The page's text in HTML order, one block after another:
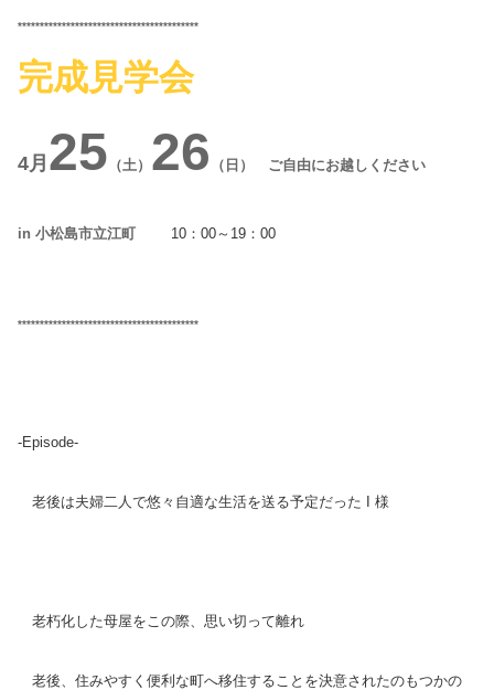
*****************************************
完成見学会
4月 25 （土） 26 （日） ご自由にお越しください
in 小松島市立江町 10：00～19：00
*****************************************
-Episode-
老後は夫婦二人で悠々自適な生活を送る予定だった I 様
老朽化した母屋をこの際、思い切って離れ
老後、住みやすく便利な町へ移住することを決意されたのもつかの